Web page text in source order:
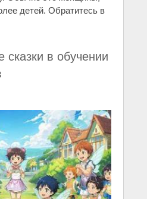
детей. Обратитесь в
сказки в обучении